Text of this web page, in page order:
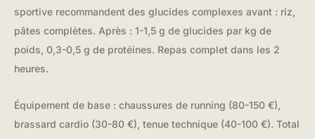
sportive recommandent des glucides complexes avant : riz,
pâtes complètes. Après : 1-1,5 g de glucides par kg de
poids, 0,3-0,5 g de protéines. Repas complet dans les 2
heures.
Équipement de base : chaussures de running (80-150 €),
brassard cardio (30-80 €), tenue technique (40-100 €). Total